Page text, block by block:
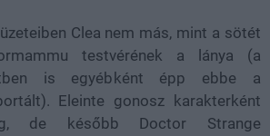
Clea nem más, mint a sötét
testvérének a lánya (a
is egyébként épp ebbe a
Eleinte gonosz karakterként
de később Doctor Strange